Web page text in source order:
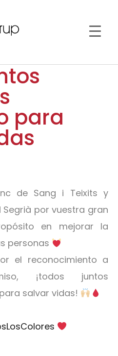
para
de Sang i Teixits y
Segrià por vuestra gran
en mejorar la
personas
el reconocimiento a
¡todos juntos
salvar vidas!